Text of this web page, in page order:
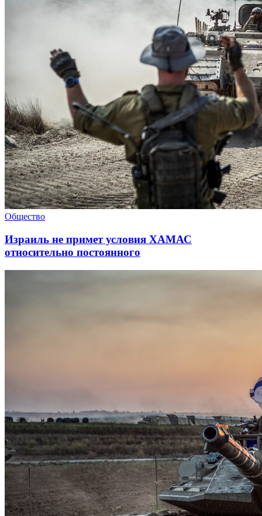
Общество
Израиль не примет условия ХАМАС
относительно постоянного